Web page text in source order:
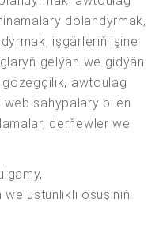
dolandyrmak,
işgärleriň işine
gelýän we gidýän
awtoulag
sahypalary bilen
derňewler we
we üstünlikli ösüşiniň